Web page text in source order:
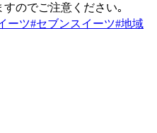
のでご注意ください｡
ーツ#セブンスイーツ#地域